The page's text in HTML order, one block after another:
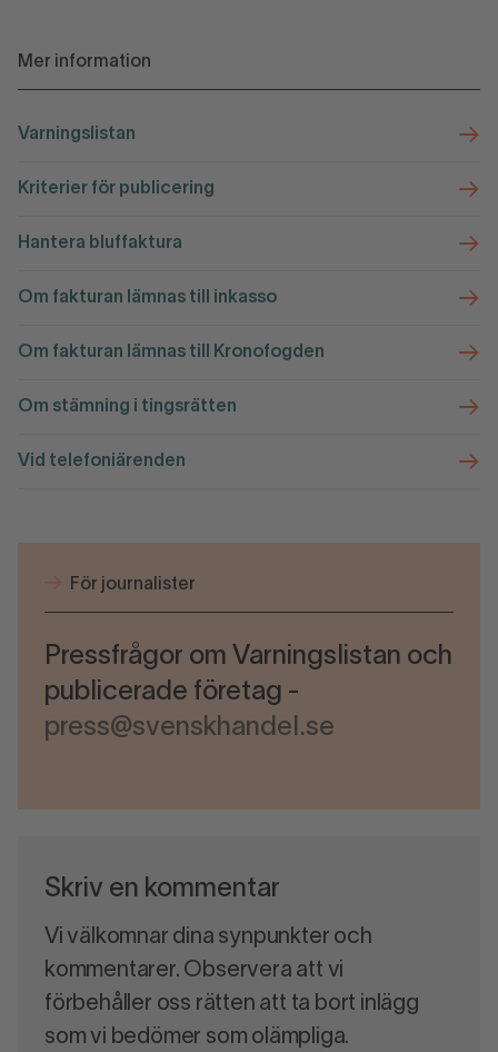
Mer information
Varningslistan
Kriterier för publicering
Hantera bluffaktura
Om fakturan lämnas till inkasso
Om fakturan lämnas till Kronofogden
Om stämning i tingsrätten
Vid telefoniärenden
För journalister
Pressfrågor om Varningslistan och
publicerade företag -
press@svenskhandel.se
Skriv en kommentar
Vi välkomnar dina synpunkter och
kommentarer. Observera att vi
förbehåller oss rätten att ta bort inlägg
som vi bedömer som olämpliga.